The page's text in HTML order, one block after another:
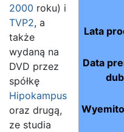
Lata
Data
2000 roku) i
TVP2, a
także
wydaną na
DVD przez
spółkę
Hipokampus
oraz drugą,
ze studia